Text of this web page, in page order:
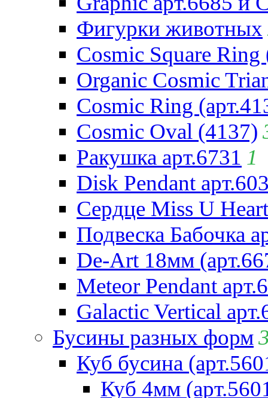
Фигурки животных
Cosmic Square Ring
Organic Cosmic
Cosmic Ring
Cosmic Oval (4137)
Ракушка арт.6731 1
Disk Pendant
Сердце Miss U
Подвеска Бабочка
De-Art 18мм
Meteor Pendant
Galactic Vertical
Бусины разных форм
Куб бусина
Куб 4мм